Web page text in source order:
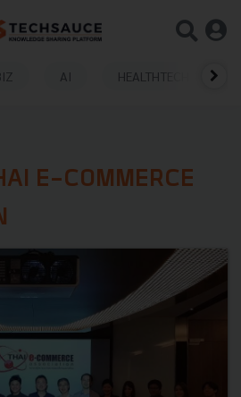
AI HEALTHTECH
E-COMMERCE